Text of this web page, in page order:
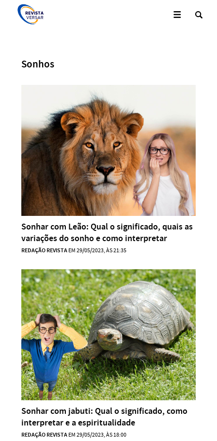
Sonhos
Sonhar com Leão: Qual o significado, quais as
variações do sonho e como interpretar
REDAÇÃO REVISTAEM 29/05/2023, ÀS 21:35
Sonhar com jabuti: Qual o significado, como
interpretar e a espiritualidade
REDAÇÃO REVISTAEM 29/05/2023, ÀS 18:00